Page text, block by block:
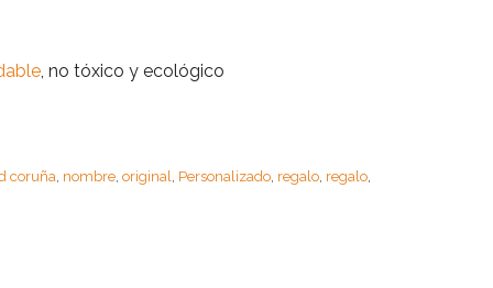
, no tóxico y ecológico
coruña, nombre, original, Personalizado, regalo, regalo,